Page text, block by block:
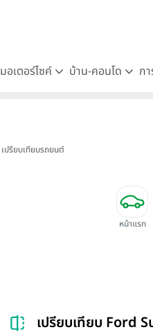
มอเตอร์ไซค์ บ้าน-คอนโด ก
เปรียบเทียบรถยนต์
หน้าแรก
เปรียบเทียบ Ford